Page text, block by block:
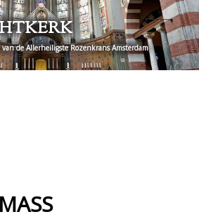
de Allerheiligste Rozenkrans Amsterdam